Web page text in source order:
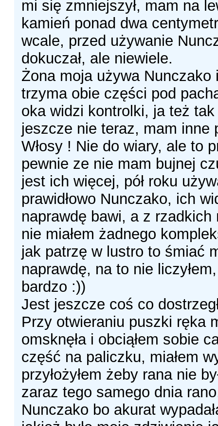
mi się zmniejszył, mam na
kamień ponad dwa
wcale, przed używanie
dokuczał, ale niewiele.
Żona moja używa Nunczako
trzyma obie części pod
oka widzi kontrolki, ja też
jeszcze nie teraz, mam inne
Włosy ! Nie do wiary, ale to
pewnie ze nie mam bujnej
jest ich więcej, pół roku
prawidłowo Nunczako, ich
naprawdę bawi, a z rzadkich
nie miałem żadnego
jak patrzę w lustro to śmiać
naprawdę, na to nie
bardzo :))
Jest jeszcze coś co
Przy otwieraniu puszki ręka
omsknęła i obciąłem sobie
część na paliczku, miałem
przyłożyłem żeby rana nie
zaraz tego samego dnia
Nunczako bo akurat